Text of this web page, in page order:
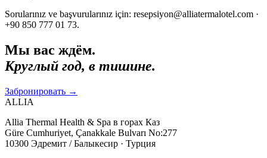
Sorularınız ve başvurularınız için: resepsiyon@alliatermalotel.com ·
+90 850 777 01 73.
Мы вас ждём.
Круглый год, в тишине.
Забронировать →
ALLIA
Allia Thermal Health & Spa в горах Каз
Güre Cumhuriyet, Çanakkale Bulvarı No:277
10300 Эдремит / Балыкесир · Турция